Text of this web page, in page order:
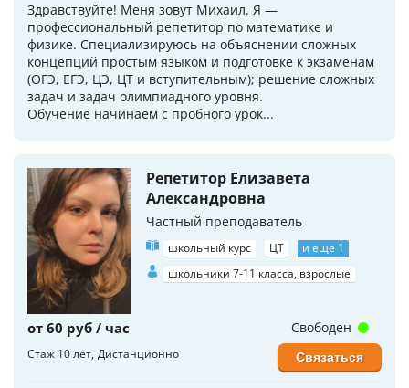
Здравствуйте! Меня зовут Михаил. Я —
профессиональный репетитор по математике и
физике. Специализируюсь на объяснении сложных
концепций простым языком и подготовке к экзаменам
(ОГЭ, ЕГЭ, ЦЭ, ЦТ и вступительным); решение сложных
задач и задач олимпиадного уровня.
Обучение начинаем с пробного урок...
Репетитор Елизавета
Александровна
Частный преподаватель
школьный курс ЦТ
и еще 1
школьники 7-11 класса, взрослые
от 60 руб / час
Стаж 10 лет Дистанционно
Свободен
Связаться